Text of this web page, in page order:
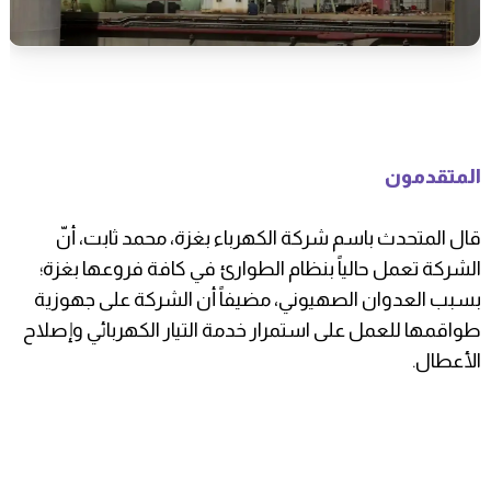
المتقدمون
قال المتحدث باسم شركة الكهرباء بغزة، محمد ثابت، أنّ
الشركة تعمل حالياً بنظام الطوارئ في كافة فروعها بغزة؛
بسبب العدوان الصهيوني، مضيفاً أن الشركة على جهوزية
طواقمها للعمل على استمرار خدمة التيار الكهربائي وإصلاح
الأعطال.